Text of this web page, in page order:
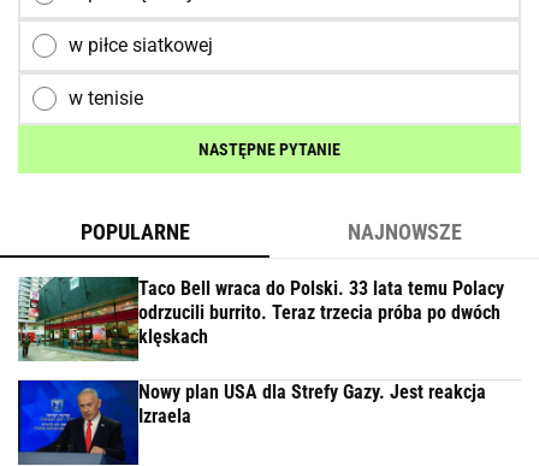
w piłce siatkowej
w tenisie
NASTĘPNE PYTANIE
POPULARNE NAJNOWSZE
Taco Bell wraca do Polski. 33 lata temu Polacy
odrzucili burrito. Teraz trzecia próba po dwóch
klęskach
Nowy plan USA dla Strefy Gazy. Jest reakcja
Izraela